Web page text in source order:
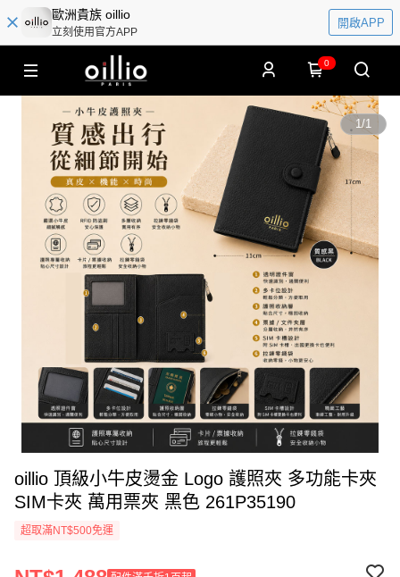
歐洲貴族 oillio
立刻使用官方APP
開啟APP
0
1/1
oillio 頂級小牛皮燙金 Logo 護照夾 多功能卡夾
SIM卡夾 萬用票夾 黑色 261P35190
超取滿NT$500免運